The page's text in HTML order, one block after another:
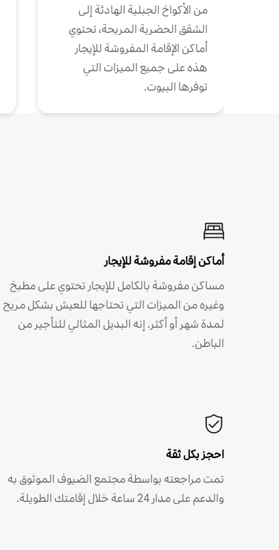
من الأكواخ الجبلية الهادئة إلى
الشقق الحضرية المريحة، تحتوي
أماكن الإقامة المفروشة للإيجار
هذه على جميع الميزات التي
توفرها البيوت.
أماكن إقامة مفروشة للإيجار
مساكن مفروشة بالكامل للإيجار تحتوي على مطبخ
وغيره من الميزات التي تحتاجها للعيش بشكل مريح
لمدة شهر أو أكثر. إنه البديل المثالي للتأجير من
الباطن.
احجز بكل ثقة
تمت مراجعته بواسطة مجتمع الضيوف الموثوق به
والدعم على مدار 24 ساعة خلال إقامتك الطويلة.